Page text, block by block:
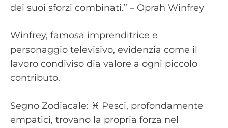
dei suoi sforzi combinati.” – Oprah Winfrey
Winfrey, famosa imprenditrice e
personaggio televisivo, evidenzia come il
lavoro condiviso dia valore a ogni piccolo
contributo.
Segno Zodiacale: ♓️ Pesci, profondamente
empatici, trovano la propria forza nel